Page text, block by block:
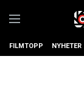
FILMTOPP NYHETER